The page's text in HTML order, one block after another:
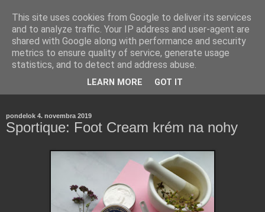
rozoberá témy o zdraví, živote a všetko možné.
pondelok 4. novembra 2019
Sportique: Foot Cream krém na nohy
This site uses cookies from Google to deliver its services
and to analyze traffic. Your IP address and user-agent are
shared with Google along with performance and security
metrics to ensure quality of service, generate usage
statistics, and to detect and address abuse.
LEARN MORE GOT IT